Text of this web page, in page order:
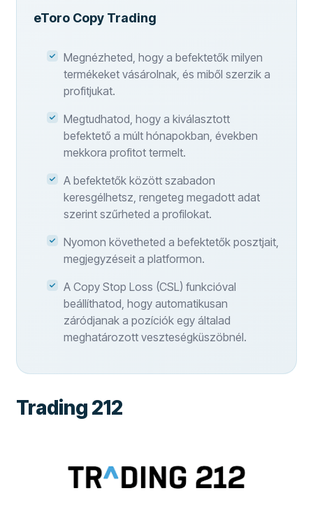
eToro Copy Trading
Megnézheted, hogy a befektetők milyen
termékeket vásárolnak, és miből szerzik a
profitjukat.
Megtudhatod, hogy a kiválasztott
befektető a múlt hónapokban, években
mekkora profitot termelt.
A befektetők között szabadon
keresgélhetsz, rengeteg megadott adat
szerint szűrheted a profilokat.
Nyomon követheted a befektetők posztjait,
megjegyzéseit a platformon.
A Copy Stop Loss (CSL) funkcióval
beállíthatod, hogy automatikusan
záródjanak a pozíciók egy általad
meghatározott veszteségküszöbnél.
Trading 212